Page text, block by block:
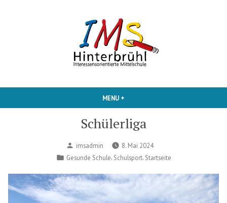
IMS Hinterbruehl
MENU +
Schülerliga
Posted
by
imsadmin
8. Mai 2024
Posted
Gesunde Schule Schulsport, Startseite